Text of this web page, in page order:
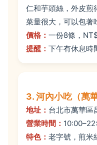
仁和芋頭絲，外皮煎
菜量很大，可以包著
價格： 一份8條，
提醒： 下午有休息時
3. 河內小吃（萬華
地址： 台北市萬華區
營業時間：
特色： 老字號，煎米